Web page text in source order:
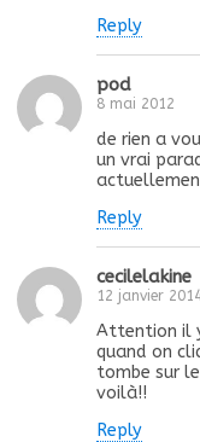
Reply
pod
8 mai 2012
de rien a
un vrai
Reply
cecilelakine
12 janvier
Attention il
quand on
tombe sur
voilà!!
Reply